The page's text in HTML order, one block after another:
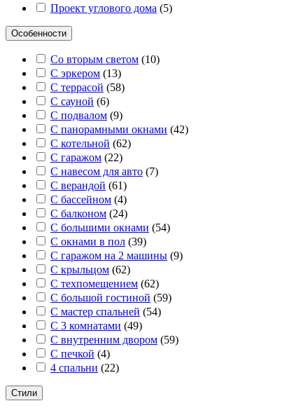
Проект углового дома (5)
Особенности
Со вторым светом (10)
С эркером (13)
С террасой (58)
С сауной (6)
С подвалом (9)
С панорамными окнами (42)
С котельной (62)
С гаражом (22)
С навесом для авто (7)
С верандой (61)
С бассейном (4)
С балконом (24)
С большими окнами (54)
С окнами в пол (39)
С гаражом на 2 машины (9)
С крыльцом (62)
С техпомещением (62)
С большой гостиной (59)
С мастер спальней (54)
С 3 комнатами (49)
С внутренним двором (59)
С печкой (4)
4 спальни (22)
Стили